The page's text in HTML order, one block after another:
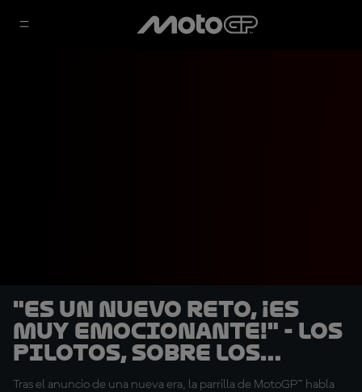
"Es un nuevo reto, ¡es
muy emocionante!" - Los
pilotos, sobre los
cambios de 2027
Tras el anuncio de una nueva era, la parrilla de MotoGP™ habla